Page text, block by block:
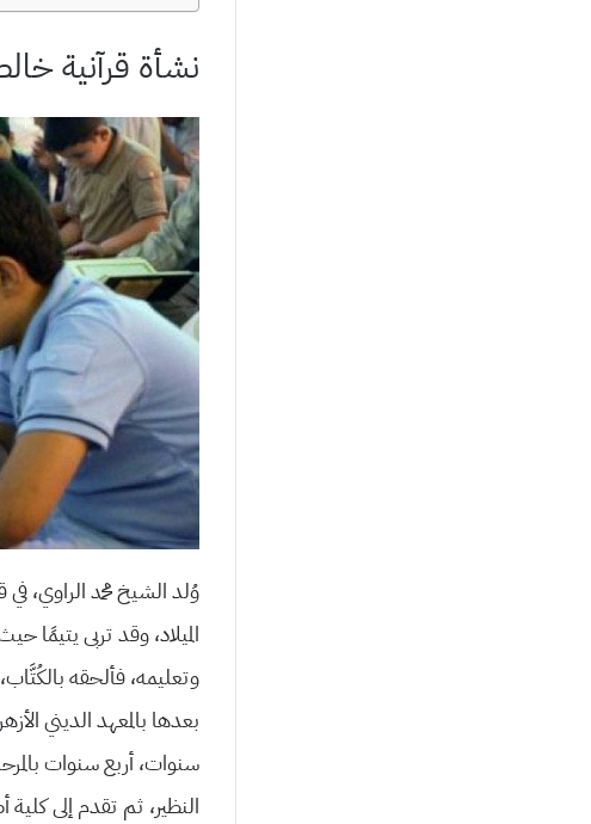
نشأة قرآنية
الميلاد، وقد تربى يتيمًا
وتعليمه، فألحقه
بعدها بالمعهد الديني
سنوات، أربع سنوات
النظير، ثم تقدم إلى